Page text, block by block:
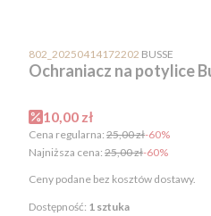
802_20250414172202 PRODUCENT
BUSSE
Ochraniacz na potylice
Cena promocyjna
10,00 zł
Cena regularna: 25,00 zł-60%
Najniższa cena: 25,00 zł-60%
Ceny podane bez kosztów dostawy.
Dostępność: 1 sztuka